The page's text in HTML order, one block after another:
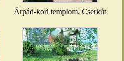
Árpád-kori templom, Cserkút